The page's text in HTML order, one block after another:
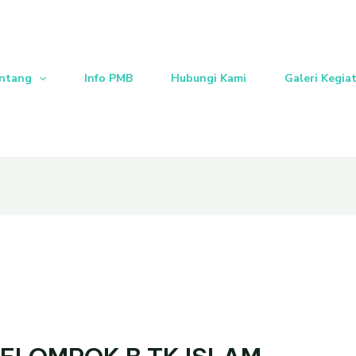
Info PMB Hubungi Kami Galeri